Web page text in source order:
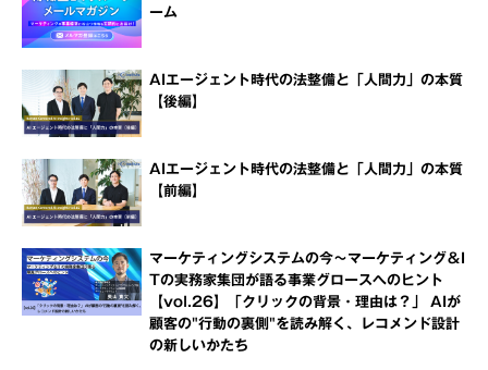
ーム
AIエージェント時代の法整備と「人間力」の本質
【後編】
AIエージェント時代の法整備と「人間力」の本質
【前編】
マーケティングシステムの今～マーケティング＆I
Tの実務家集団が語る事業グロースへのヒント
【vol.26】「クリックの背景・理由は？」 AIが
顧客の"行動の裏側"を読み解く、レコメンド設計
の新しいかたち